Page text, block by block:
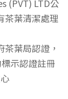
(PVT) LTD公
茶葉清潔處理
葉局認證，
示認證註冊